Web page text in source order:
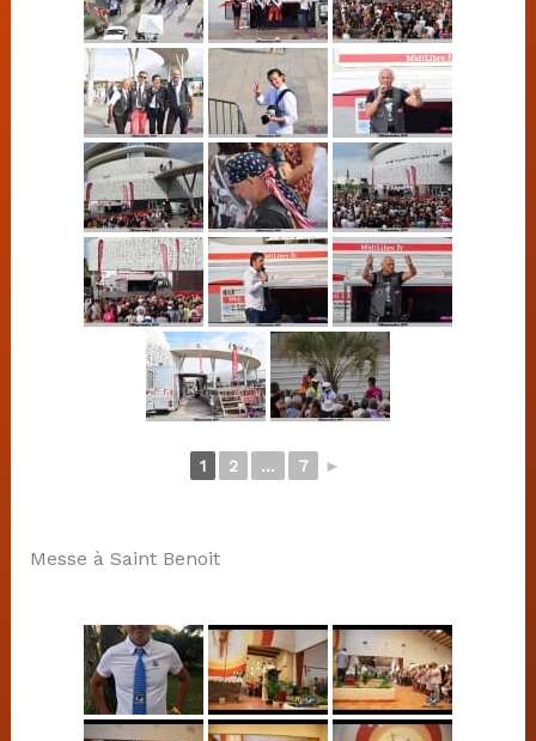
1 2 ... 7 ►
Messe à Saint Benoit